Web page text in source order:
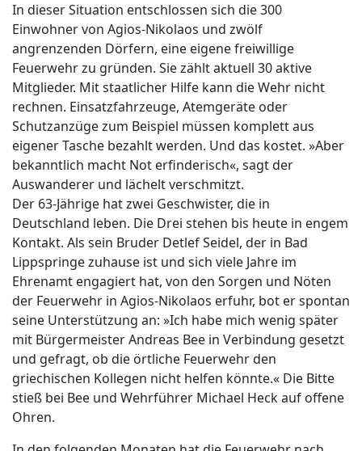
In dieser Situation entschlossen sich die 300
Einwohner von Agios-Nikolaos und zwölf
angrenzenden Dörfern, eine eigene freiwillige
Feuerwehr zu gründen. Sie zählt aktuell 30 aktive
Mitglieder. Mit staatlicher Hilfe kann die Wehr nicht
rechnen. Einsatzfahrzeuge, Atemgeräte oder
Schutzanzüge zum Beispiel müssen komplett aus
eigener Tasche bezahlt werden. Und das kostet. »Aber
bekanntlich macht Not erfinderisch«, sagt der
Auswanderer und lächelt verschmitzt.
Der 63-Jährige hat zwei Geschwister, die in
Deutschland leben. Die Drei stehen bis heute in engem
Kontakt. Als sein Bruder Detlef Seidel, der in Bad
Lippspringe zuhause ist und sich viele Jahre im
Ehrenamt engagiert hat, von den Sorgen und Nöten
der Feuerwehr in Agios-Nikolaos erfuhr, bot er spontan
seine Unterstützung an: »Ich habe mich wenig später
mit Bürgermeister An­dreas Bee in Verbindung gesetzt
und gefragt, ob die örtliche Feuerwehr den
griechischen Kollegen nicht helfen könnte.« Die Bitte
stieß bei Bee und Wehrführer Michael Heck auf offene
Ohren.